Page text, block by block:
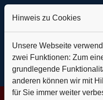
Verlässlich auf Kurs+++
Hinweis zu Cookies
Unsere Webseite
zwei Funktionen: Zum
grundlegende
anderen können wir mit
für Sie immer weiter